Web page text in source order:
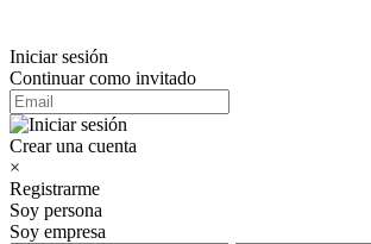
Iniciar sesión
Continuar como invitado
Crear una cuenta
×
Registrarme
Soy persona
Soy empresa